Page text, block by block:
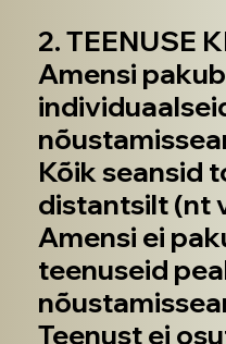
2. TEENUSE
Amensi
Kõik seansid
distantsilt (nt
Amensi ei
teenuseid
Teenust ei